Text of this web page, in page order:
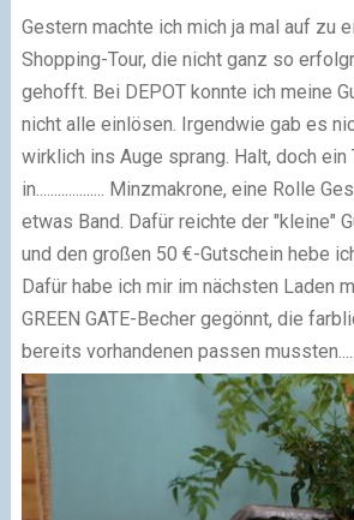
Gestern machte ich mich ja mal auf zu
Shopping-Tour, die nicht ganz so
gehofft. Bei DEPOT konnte ich meine
nicht alle einlösen. Irgendwie gab es
wirklich ins Auge sprang. Halt, doch ein
in................... Minzmakrone, eine Rolle
etwas Band. Dafür reichte der "kleine"
und den großen 50 €-Gutschein hebe
Dafür habe ich mir im nächsten Laden
GREEN GATE-Becher gegönnt, die
bereits vorhandenen passen